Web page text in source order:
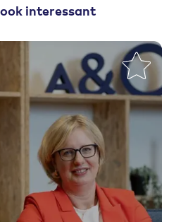
interessant